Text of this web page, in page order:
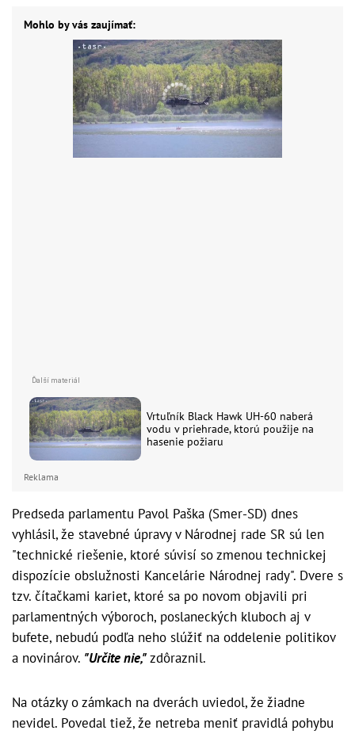
Mohlo by vás zaujímať:
Vrtuľník Black Hawk UH-60 naberá
vodu v priehrade, ktorú použije na
hasenie požiaru
Reklama
Predseda parlamentu Pavol Paška (Smer-SD) dnes
vyhlásil, že stavebné úpravy v Národnej rade SR sú len
"technické riešenie, ktoré súvisí so zmenou technickej
dispozície obslužnosti Kancelárie Národnej rady". Dvere s
tzv. čítačkami kariet, ktoré sa po novom objavili pri
parlamentných výboroch, poslaneckých kluboch aj v
bufete, nebudú podľa neho slúžiť na oddelenie politikov
a novinárov. "Určite nie,"zdôraznil.
Na otázky o zámkach na dverách uviedol, že žiadne
nevidel. Povedal tiež, že netreba meniť pravidlá pohybu